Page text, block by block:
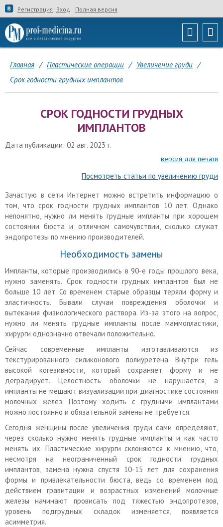
Регистрация Вход Полная версия
Главная / Пластические операции / Увеличение груди /
Срок годности грудных имплантов
СРОК ГОДНОСТИ ГРУДНЫХ
ИМПЛАНТОВ
Дата публикации: 02 авг. 2023 г.
версия для печати
Посмотреть статьи по увеличению груди
Зачастую в сети Интернет можно встретить информацию о
том, что срок годности грудных имплантов 10 лет. Однако
непонятно, нужно ли менять грудные импланты при хорошем
состоянии бюста и отличном самочувствии, сколько служат
эндопротезы по мнению производителей.
Необходимость замены
Импланты, которые производились в 90-е годы прошлого века,
нужно заменять. Срок годности грудных имплантов был не
больше 10 лет. Со временем старые образцы теряли форму и
эластичность. Бывали случаи повреждения оболочки и
вытекания физиологического раствора. Из-за этого на вопрос,
нужно ли менять грудные импланты после маммопластики,
хирурги однозначно отвечали положительно.
Сейчас современные импланты изготавливаются из
текстурированного силиконового полиуретена. Внутри гель
высокой когезивности, который сохраняет форму и не
деградирует. Целостность оболочки не нарушается, а
импланты не мешают визуализации при диагностике состояния
молочных желез. Поэтому ходить с грудными имплантами
можно постоянно и обязательной замены не требуется.
Сегодня женщины после увеличения груди сами определяют,
через сколько нужно менять грудные импланты и как часто
менять их. Пластические хирурги склоняются к мнению, что,
несмотря на неограниченный срок годности грудных
имплантов, замена нужна спустя 10-15 лет для сохранения
формы и привлекательности бюста, ведь со временем под
действием гравитации и возрастных изменений молочные
железы начинают провисать под тяжестью эндопротезов,
уровень подгрудных складок изменяется, появляется
асимметрия.